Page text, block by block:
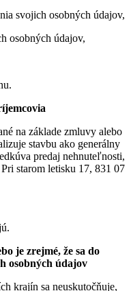
svojich osobných údajov,
osobných údajov,
na základe zmluvy alebo
stavbu ako generálny
predaj nehnuteľnosti,
starom letisku 17, 831 07
je zrejmé, že sa do
osobných údajov
krajín sa neuskutočňuje,